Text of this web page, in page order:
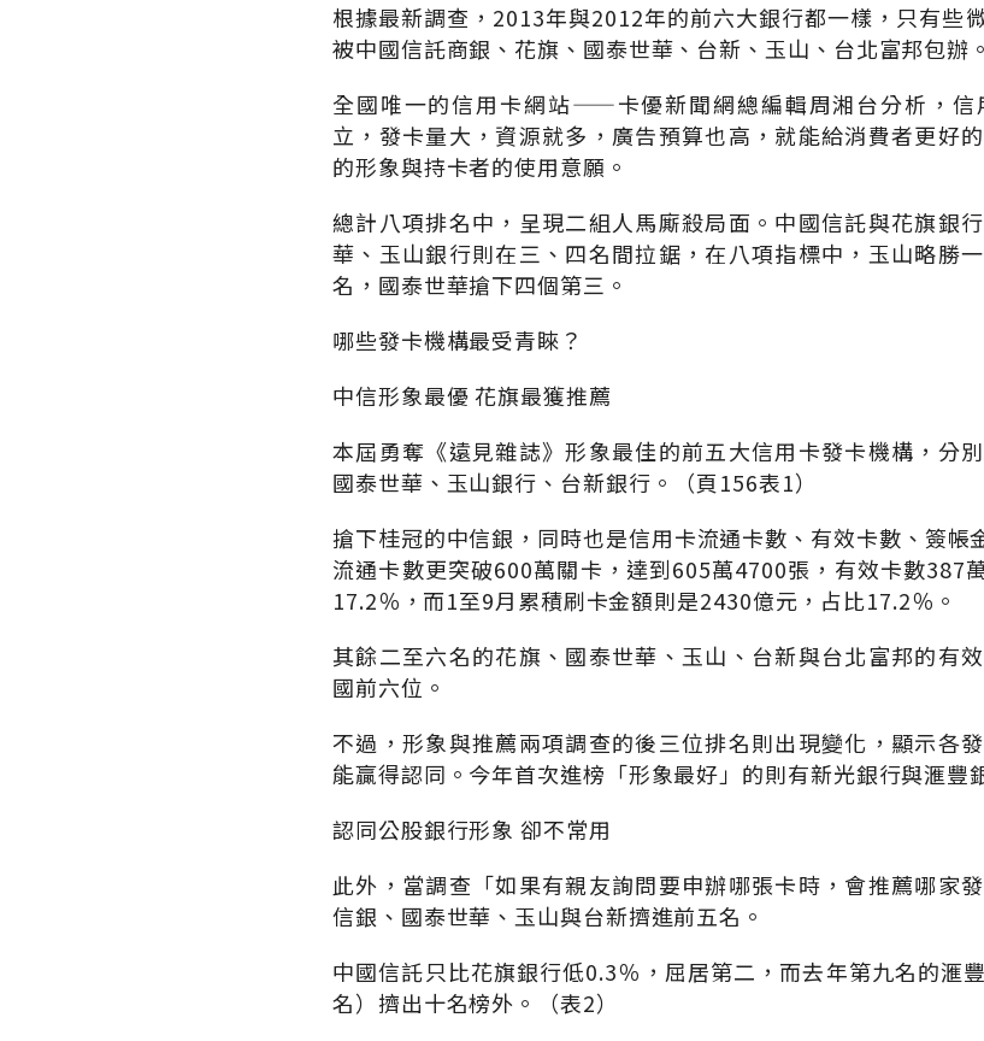
根據最新調查，2013年與2012年的前六大銀行都一樣，只有些
被中國信託商銀、花旗、國泰世華、台新、玉山、台北富邦包辦。
全國唯一的信用卡網站——卡優新聞網總編輯周湘台分析，信
立，發卡量大，資源就多，廣告預算也高，就能給消費者更好
的形象與持卡者的使用意願。
總計八項排名中，呈現二組人馬廝殺局面。中國信託與花旗銀
華、玉山銀行則在三、四名間拉鋸，在八項指標中，玉山略勝
名，國泰世華搶下四個第三。
哪些發卡機構最受青睞？
中信形象最優 花旗最獲推薦
本屆勇奪《遠見雜誌》形象最佳的前五大信用卡發卡機構，分
國泰世華、玉山銀行、台新銀行。（頁156表1）
搶下桂冠的中信銀，同時也是信用卡流通卡數、有效卡數、簽帳
流通卡數更突破600萬關卡，達到605萬4700張，有效卡數387
17.2％，而1至9月累積刷卡金額則是2430億元，占比17.2％。
其餘二至六名的花旗、國泰世華、玉山、台新與台北富邦的有
國前六位。
不過，形象與推薦兩項調查的後三位排名則出現變化，顯示各
能贏得認同。今年首次進榜「形象最好」的則有新光銀行與滙豐
認同公股銀行形象 卻不常用
此外，當調查「如果有親友詢問要申辦哪張卡時，會推薦哪家
信銀、國泰世華、玉山與台新擠進前五名。
中國信託只比花旗銀行低0.3％，屈居第二，而去年第九名的滙
名）擠出十名榜外。（表2）